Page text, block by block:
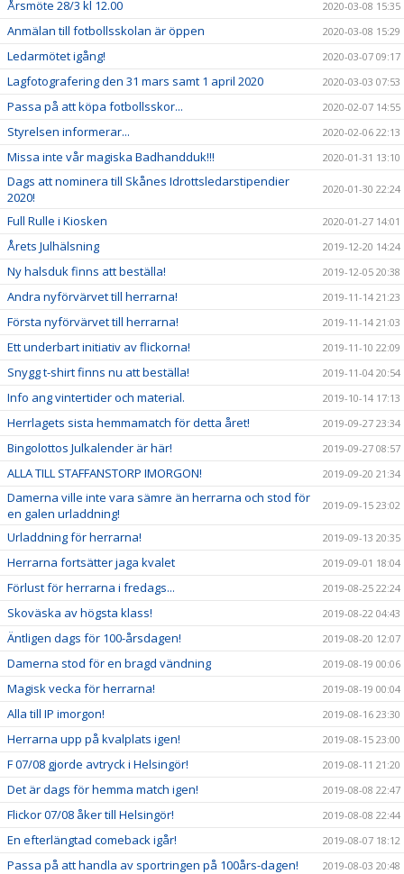
Årsmöte 28/3 kl 12.00 2020-03-08 15:35
Anmälan till fotbollsskolan är öppen 2020-03-08 15:29
Ledarmötet igång! 2020-03-07 09:17
Lagfotografering den 31 mars samt 1 april 2020 2020-03-03 07:53
Passa på att köpa fotbollsskor... 2020-02-07 14:55
Styrelsen informerar... 2020-02-06 22:13
Missa inte vår magiska Badhandduk!!! 2020-01-31 13:10
Dags att nominera till Skånes Idrottsledarstipendier
2020!
2020-01-30 22:24
Full Rulle i Kiosken 2020-01-27 14:01
Årets Julhälsning 2019-12-20 14:24
Ny halsduk finns att beställa! 2019-12-05 20:38
Andra nyförvärvet till herrarna! 2019-11-14 21:23
Första nyförvärvet till herrarna! 2019-11-14 21:03
Ett underbart initiativ av flickorna! 2019-11-10 22:09
Snygg t-shirt finns nu att beställa! 2019-11-04 20:54
Info ang vintertider och material. 2019-10-14 17:13
Herrlagets sista hemmamatch för detta året! 2019-09-27 23:34
Bingolottos Julkalender är här! 2019-09-27 08:57
ALLA TILL STAFFANSTORP IMORGON! 2019-09-20 21:34
Damerna ville inte vara sämre än herrarna och stod för
en galen urladdning!
2019-09-15 23:02
Urladdning för herrarna! 2019-09-13 20:35
Herrarna fortsätter jaga kvalet 2019-09-01 18:04
Förlust för herrarna i fredags... 2019-08-25 22:24
Skoväska av högsta klass! 2019-08-22 04:43
Äntligen dags för 100-årsdagen! 2019-08-20 12:07
Damerna stod för en bragd vändning 2019-08-19 00:06
Magisk vecka för herrarna! 2019-08-19 00:04
Alla till IP imorgon! 2019-08-16 23:30
Herrarna upp på kvalplats igen! 2019-08-15 23:00
F 07/08 gjorde avtryck i Helsingör! 2019-08-11 21:20
Det är dags för hemma match igen! 2019-08-08 22:47
Flickor 07/08 åker till Helsingör! 2019-08-08 22:44
En efterlängtad comeback igår! 2019-08-07 18:12
Passa på att handla av sportringen på 100års-dagen! 2019-08-03 20:48